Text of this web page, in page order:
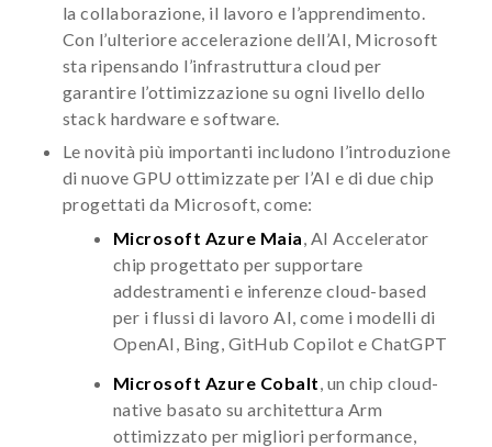
la collaborazione, il lavoro e l’apprendimento.
Con l’ulteriore accelerazione dell’AI, Microsoft
sta ripensando l’infrastruttura cloud per
garantire l’ottimizzazione su ogni livello dello
stack hardware e software.
Le novità più importanti includono l’introduzione
di nuove GPU ottimizzate per l’AI e di due chip
progettati da Microsoft, come:
Microsoft Azure Maia, AI Accelerator
chip progettato per supportare
addestramenti e inferenze cloud-based
per i flussi di lavoro AI, come i modelli di
OpenAI, Bing, GitHub Copilot e ChatGPT
Microsoft Azure Cobalt, un chip cloud-
native basato su architettura Arm
ottimizzato per migliori performance,